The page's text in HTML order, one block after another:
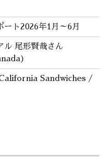
ート2026年1月～6月
ル 尾形賢哉さん
California Sandwiches /